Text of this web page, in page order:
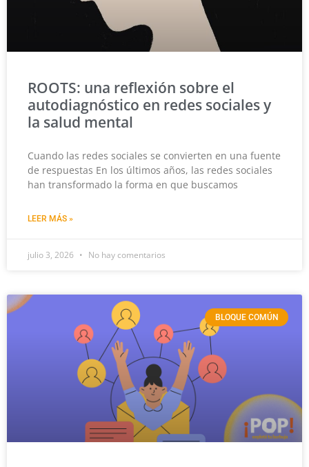
ROOTS: una reflexión sobre el
autodiagnóstico en redes sociales y
la salud mental
Cuando las redes sociales se convierten en una fuente
de respuestas En los últimos años, las redes sociales
han transformado la forma en que buscamos
LEER MÁS »
julio 3, 2026 No hay comentarios
BLOQUE COMÚN